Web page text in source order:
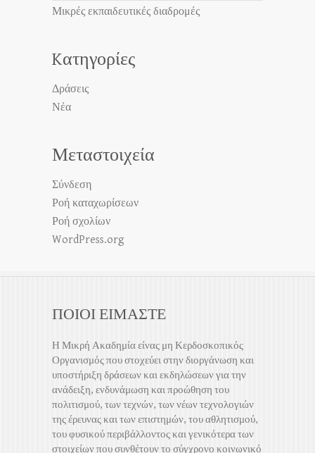
Μικρές εκπαιδευτικές διαδρομές
Kατηγορίες
Δράσεις
Νέα
Μεταστοιχεία
Σύνδεση
Ροή καταχωρίσεων
Ροή σχολίων
WordPress.org
ΠΟΙΟΙ ΕΙΜΑΣΤΕ
Η Μικρή Ακαδημία είνας μη Κερδοσκοπικός
Οργανισμός που στοχεύει στην διοργάνωση και
υποστήριξη δράσεων και εκδηλώσεων για την
ανάδειξη, ενδυνάμωση και προώθηση του
πολιτισμού, των τεχνών, των νέων τεχνολογιών
της έρευνας και των επιστημών, του αθλητισμού,
του φυσικού περιβάλλοντος και γενικότερα των
στοιχείων που συνθέτουν το σύγχρονο κοινωνικό